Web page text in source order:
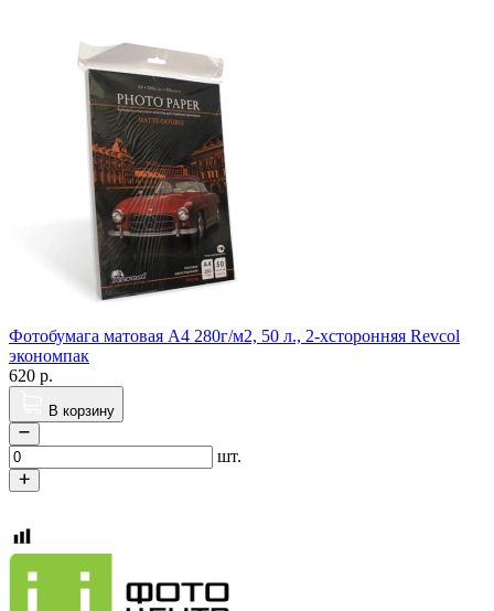
Фотобумага матовая A4 280г/м2, 50 л., 2-xсторонняя Revcol
экономпак
620 р.
В корзину
шт.